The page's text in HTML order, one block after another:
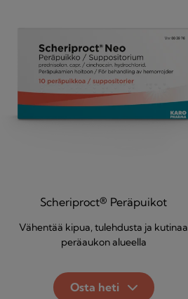
Scheriproct® Peräpuikot
Vähentää kipua, tulehdusta ja kutinaa
peräaukon alueella
Osta heti